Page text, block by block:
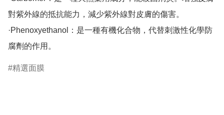
對紫外線的抵抗能力，減少紫外線對皮膚的傷害。
·Phenoxyethanol：是一種有機化合物，代替刺激性化學防
腐劑的作用。
精選面膜